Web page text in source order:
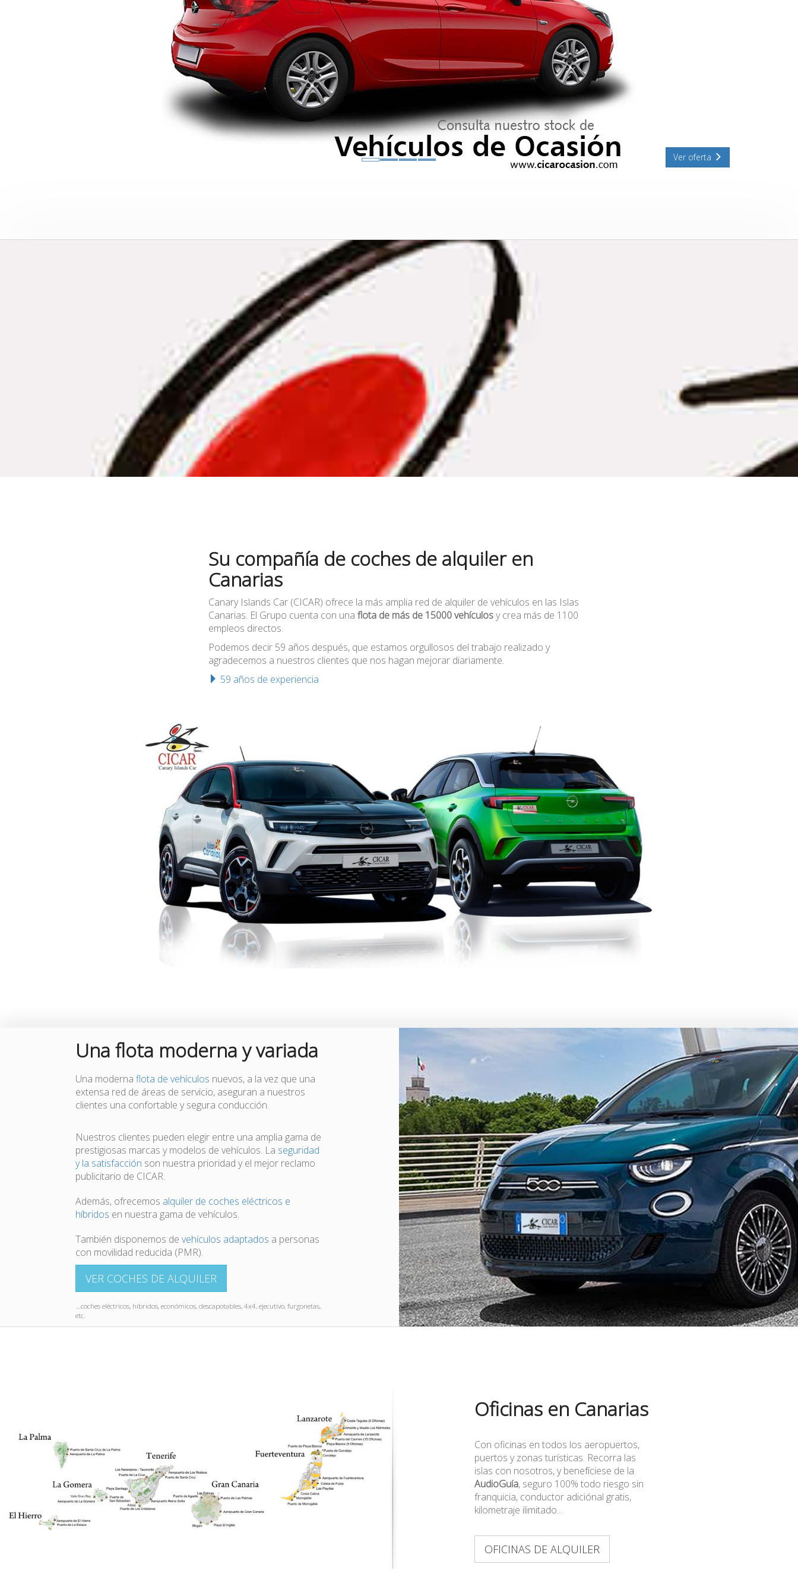
Ver oferta
Su compañía de coches de alquiler en
Canarias
Canary Islands Car (CICAR) ofrece la más amplia red de alquiler de vehículos en las Islas
Canarias. El Grupo cuenta con una flota de más de 15000 vehículosy crea más de 1100
empleos directos.
Podemos decir 59 años después, que estamos orgullosos del trabajo realizado y
agradecemos a nuestros clientes que nos hagan mejorar diariamente.
59 años de experiencia
Una flota moderna y variada
Una moderna flota de vehículos nuevos, a la vez que una
extensa red de áreas de servicio, aseguran a nuestros
clientes una confortable y segura conducción.
Nuestros clientes pueden elegir entre una amplia gama de
prestigiosas marcas y modelos de vehículos. La seguridad
y la satisfacción son nuestra prioridad y el mejor reclamo
publicitario de CICAR.
Además, ofrecemos alquiler de coches eléctricos e
híbridos en nuestra gama de vehículos.
También disponemos de vehículos adaptados a personas
con movilidad reducida (PMR).
VER COCHES DE ALQUILER
...coches eléctricos, híbridos, económicos, descapotables, 4x4, ejecutivo, furgonetas,
etc.
Oficinas en Canarias
Con oficinas en todos los aeropuertos,
puertos y zonas turísticas. Recorra las
islas con nosotros, y benefíciese de la
AudioGuía, seguro 100% todo riesgo sin
franquicia, conductor adiciónal gratis,
kilometraje ilimitado...
OFICINAS DE ALQUILER